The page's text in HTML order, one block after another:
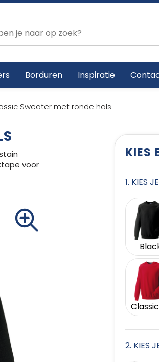
Borduren Inspiratie
Sweater met ronde hals
voor
KIES
1. KIES
2. KIES